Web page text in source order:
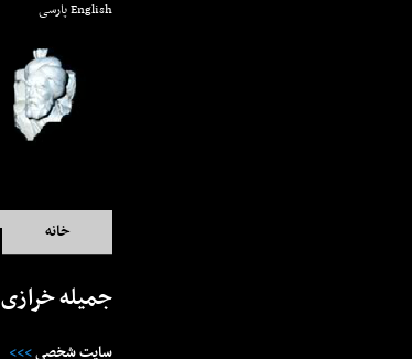
Englishپارسی
خانه
جميله خرازى
سايت شخصى>>>